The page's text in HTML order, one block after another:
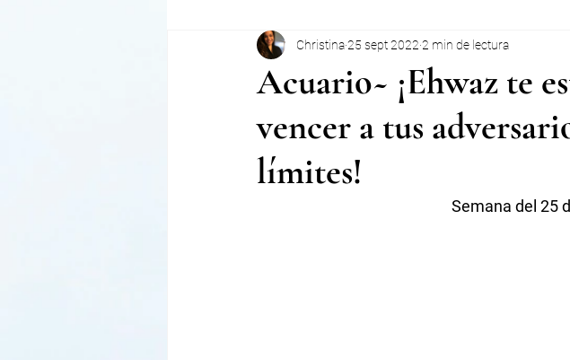
Acuario~ ¡Ehwaz te
vencer a tus
límites!
Christina25 sept 2022 2 min de lectura
Semana del 25